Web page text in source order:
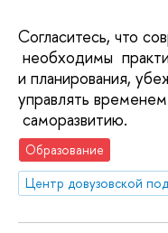
Согласитесь, что
необходимы
и планирования,
управлять
саморазвитию.
Образование
Центр довузовской